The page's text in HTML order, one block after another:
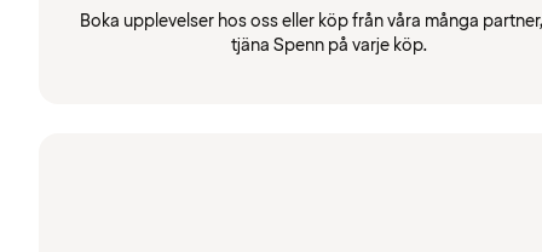
Boka upplevelser hos oss eller köp från våra många
tjäna Spenn på varje köp.